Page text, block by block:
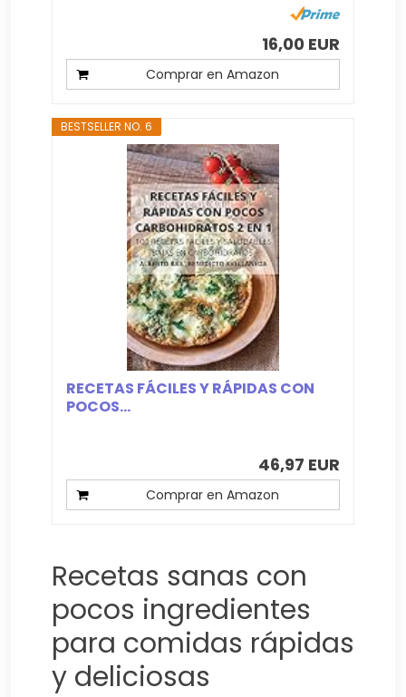
16,00 EUR
Comprar en Amazon
BESTSELLER NO. 6
RECETAS FÁCILES Y RÁPIDAS CON
POCOS...
46,97 EUR
Comprar en Amazon
Recetas sanas con
pocos ingredientes
para comidas rápidas
y deliciosas